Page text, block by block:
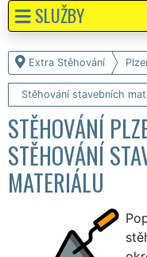
Extra Stěhování
Stěhování stavebních
STĚHOVÁNÍ
STĚHOVÁNÍ
MATERIÁLU
SLUŽBY